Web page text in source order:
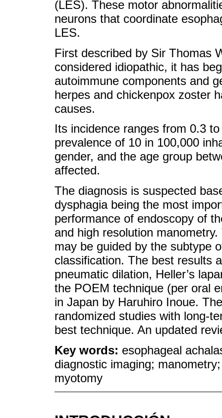
(LES). These motor
neurons that coordinate
LES.
First described by Sir Thomas
considered idiopathic, it has
autoimmune components and
herpes and chickenpox zoster
causes.
Its incidence ranges from 0.3
prevalence of 10 in 100,000
gender, and the age group
affected.
The diagnosis is suspected
dysphagia being the most
performance of endoscopy of
and high resolution
may be guided by the subtype
classification. The best results
pneumatic dilation, Heller’s
the POEM technique (per oral
in Japan by Haruhiro Inoue.
randomized studies with long-
best technique. An updated
Key words: esophageal
diagnostic imaging;
myotomy